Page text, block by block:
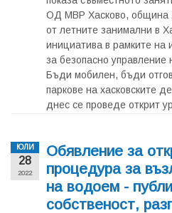
ОД МВР Хасково, община
от летните занимални в
инициатива в рамките
за безопасно управление
Бъди мобилен, бъди
паркове на хасковските
днес се проведе открит
ЮЛИ
28
2022
Обявление за
процедура за
на водоем -
собственост,